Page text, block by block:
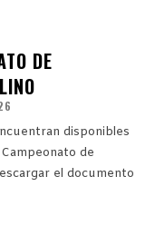
DE
disponibles
de
el documento